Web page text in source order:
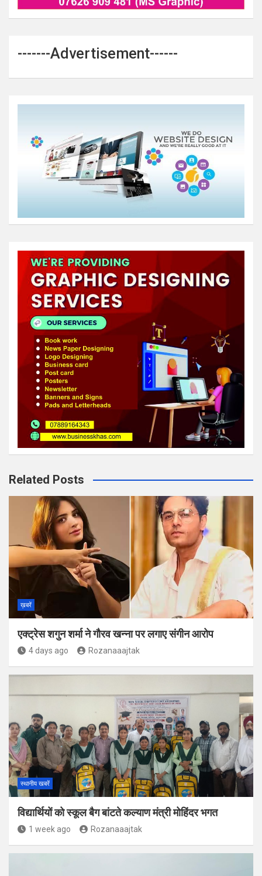
-------Advertisement------
Related Posts
ख़बरें
एक्ट्रेस शगुन शर्मा ने गौरव खन्ना पर लगाए संगीन आरोप
4 days ago Rozanaaajtak
स्थानीय खबरें
विद्यार्थियों को स्कूल बैग बांटते कल्याण मंत्री मोहिंदर भगत
1 week ago Rozanaaajtak